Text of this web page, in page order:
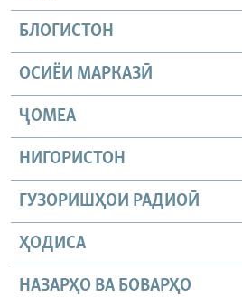
БЛОГИСТОН
ОСИЁИ МАРКАЗӢ
ҶОМEА
НИГОРИСТОН
ГУЗОРИШҲОИ РАДИОӢ
ҲОДИСА
НАЗАРҲО ВА БОВАРҲО